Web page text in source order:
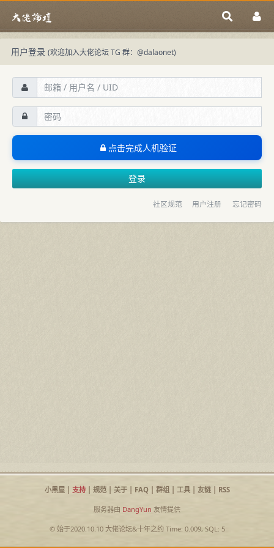
用户登录 (欢迎加入大佬论坛 TG 群： @dalaonet)
点击完成人机验证
登录
社区规范 用户注册 忘记密码
小黑屋| 支持| 规范| 关于| FAQ| 群组| 工具| 友链| RSS
服务器由 DangYun 友情提供
© 始于2020.10.10 大佬论坛&十年之约Time: 0.009, SQL: 5